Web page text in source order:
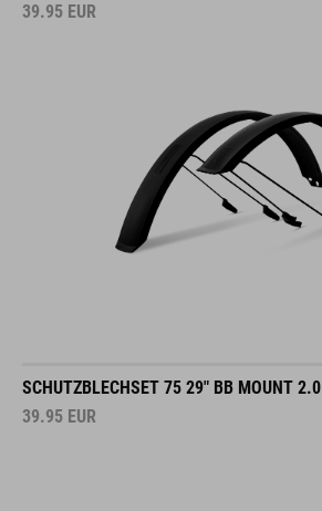
39.95 EUR
SCHUTZBLECHSET 75 29" BB MOUNT 2.0
39.95 EUR